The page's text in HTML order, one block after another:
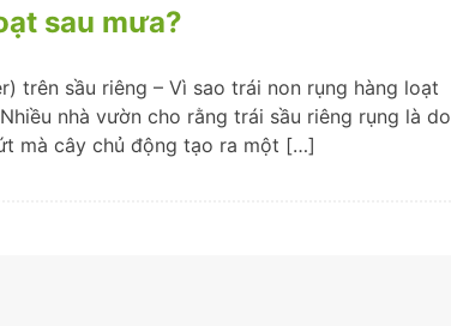
sau mưa?
trên sầu riêng – Vì sao trái non rụng hàng loạt
nhà vườn cho rằng trái sầu riêng rụng là do
mà cây chủ động tạo ra một […]